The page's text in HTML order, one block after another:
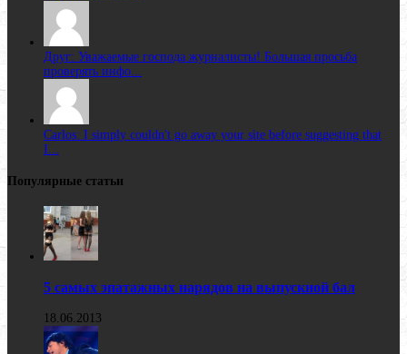
Друг: Уважаемые господа журналисты! Большая просьба
проверять инфо...
Carlos: I simply couldn't go away your site before suggesting that
I...
Популярные статьи
5 самых эпатажных нарядов на выпускной бал
18.06.2013